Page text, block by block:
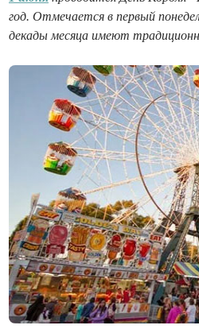
год. Отмечается в первый
декады месяца имеют